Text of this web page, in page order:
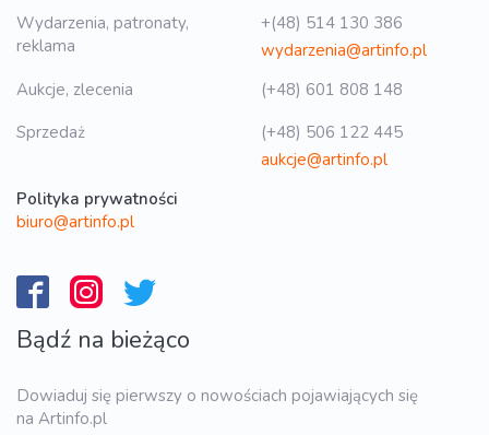
Wydarzenia, patronaty,
reklama
+(48) 514 130 386
wydarzenia@artinfo.pl
Aukcje, zlecenia
(+48) 601 808 148
Sprzedaż
(+48) 506 122 445
aukcje@artinfo.pl
Polityka prywatności
biuro@artinfo.pl
Bądź na bieżąco
Dowiaduj się pierwszy o nowościach pojawiających się
na Artinfo.pl